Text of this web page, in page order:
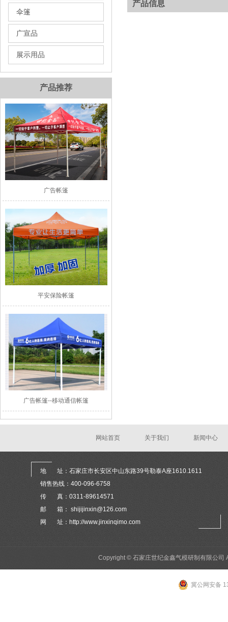
伞篷
广宣品
展示用品
产品推荐
广告帐篷
平安保险帐篷
广告帐篷--移动通信帐篷
产品信息
网站首页 关于我们 新闻中心
地 址：石家庄市长安区中山东路39号勒泰A座1610.1611
销售热线：400-096-6758
传 真：0311-89614571
邮 箱： shijijinxin@126.com
网 址：http://www.jinxinqimo.com
Copyright © 石家庄世纪金鑫气模研制有限公
冀公网安备